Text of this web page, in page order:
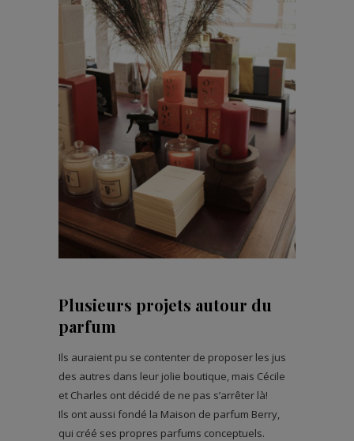
Plusieurs projets autour du
parfum
Ils auraient pu se contenter de proposer les jus
des autres dans leur jolie boutique, mais Cécile
et Charles ont décidé de ne pas s’arrêter là!
Ils ont aussi fondé la Maison de parfum Berry,
qui créé ses propres parfums conceptuels.